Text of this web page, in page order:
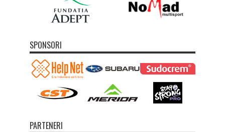
SPONSORI
PARTENERI